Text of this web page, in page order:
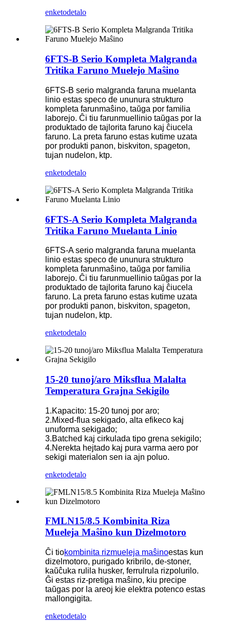
enketodetalo
6FTS-B Serio Kompleta Malgranda
Tritika Faruno Muelejo Maŝino
6FTS-B serio malgranda faruna muelanta
linio estas speco de ununura strukturo
kompleta farunmaŝino, taŭga por familia
laborejo. Ĉi tiu farunmuellinio taŭgas por la
produktado de tajlorita faruno kaj ĉiucela
faruno. La preta faruno estas kutime uzata
por produkti panon, biskviton, spageton,
tujan nudelon, ktp.
enketodetalo
6FTS-A Serio Kompleta Malgranda
Tritika Faruno Muelanta Linio
6FTS-A serio malgranda faruna muelanta
linio estas speco de ununura strukturo
kompleta farunmaŝino, taŭga por familia
laborejo. Ĉi tiu farunmuellinio taŭgas por la
produktado de tajlorita faruno kaj ĉiucela
faruno. La preta faruno estas kutime uzata
por produkti panon, biskviton, spageton,
tujan nudelon, ktp.
enketodetalo
15-20 tunoj/aro Miksflua Malalta
Temperatura Grajna Sekigilo
1.Kapacito: 15-20 tunoj por aro;
2.Mixed-flua sekigado, alta efikeco kaj
unuforma sekigado;
3.Batched kaj cirkulada tipo grena sekigilo;
4.Nerekta hejtado kaj pura varma aero por
sekigi materialon sen ia ajn poluo.
enketodetalo
FMLN15/8.5 Kombinita Riza
Mueleja Maŝino kun Dizelmotoro
Ĉi tiokombinita rizmueleja maŝinoestas kun
dizelmotoro, purigado kribrilo, de-stoner,
kaŭĉuka rulila husker, ferrulrula rizpolurilo.
Ĝi estas riz-pretiga maŝino, kiu precipe
taŭgas por la areoj kie elektra potenco estas
mallongigita.
enketodetalo